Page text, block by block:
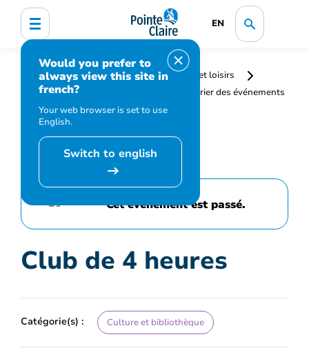
EN
Would you prefer to
always view this site in
french?
Your web browser is set to use
English.
Switch to english
Accueil
Bibliothèque, culture, sports et loisirs
Programmation et inscription
Calendrier des événements
et activités
Club de 4 heures
Cet événement est passé.
Club de 4 heures
Catégorie(s) : Culture et bibliothèque